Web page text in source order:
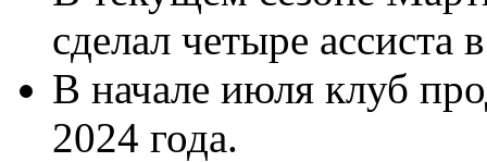
сделал четыре ассиста
В начале июля клуб
2024 года.